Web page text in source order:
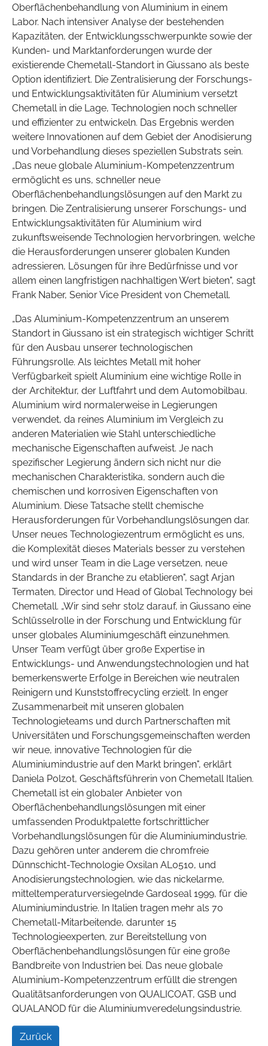
Oberflächenbehandlung von Aluminium in einem
Labor. Nach intensiver Analyse der bestehenden
Kapazitäten, der Entwicklungsschwerpunkte sowie der
Kunden- und Marktanforderungen wurde der
existierende Chemetall-Standort in Giussano als beste
Option identifiziert. Die Zentralisierung der Forschungs-
und Entwicklungsaktivitäten für Aluminium versetzt
Chemetall in die Lage, Technologien noch schneller
und effizienter zu entwickeln. Das Ergebnis werden
weitere Innovationen auf dem Gebiet der Anodisierung
und Vorbehandlung dieses speziellen Substrats sein.
„Das neue globale Aluminium-Kompetenzzentrum
ermöglicht es uns, schneller neue
Oberflächenbehandlungslösungen auf den Markt zu
bringen. Die Zentralisierung unserer Forschungs- und
Entwicklungsaktivitäten für Aluminium wird
zukunftsweisende Technologien hervorbringen, welche
die Herausforderungen unserer globalen Kunden
adressieren, Lösungen für ihre Bedürfnisse und vor
allem einen langfristigen nachhaltigen Wert bieten", sagt
Frank Naber, Senior Vice President von Chemetall.
„Das Aluminium-Kompetenzzentrum an unserem
Standort in Giussano ist ein strategisch wichtiger Schritt
für den Ausbau unserer technologischen
Führungsrolle. Als leichtes Metall mit hoher
Verfügbarkeit spielt Aluminium eine wichtige Rolle in
der Architektur, der Luftfahrt und dem Automobilbau.
Aluminium wird normalerweise in Legierungen
verwendet, da reines Aluminium im Vergleich zu
anderen Materialien wie Stahl unterschiedliche
mechanische Eigenschaften aufweist. Je nach
spezifischer Legierung ändern sich nicht nur die
mechanischen Charakteristika, sondern auch die
chemischen und korrosiven Eigenschaften von
Aluminium. Diese Tatsache stellt chemische
Herausforderungen für Vorbehandlungslösungen dar.
Unser neues Technologiezentrum ermöglicht es uns,
die Komplexität dieses Materials besser zu verstehen
und wird unser Team in die Lage versetzen, neue
Standards in der Branche zu etablieren", sagt Arjan
Termaten, Director und Head of Global Technology bei
Chemetall. „Wir sind sehr stolz darauf, in Giussano eine
Schlüsselrolle in der Forschung und Entwicklung für
unser globales Aluminiumgeschäft einzunehmen.
Unser Team verfügt über große Expertise in
Entwicklungs- und Anwendungstechnologien und hat
bemerkenswerte Erfolge in Bereichen wie neutralen
Reinigern und Kunststoffrecycling erzielt. In enger
Zusammenarbeit mit unseren globalen
Technologieteams und durch Partnerschaften mit
Universitäten und Forschungsgemeinschaften werden
wir neue, innovative Technologien für die
Aluminiumindustrie auf den Markt bringen", erklärt
Daniela Polzot, Geschäftsführerin von Chemetall Italien.
Chemetall ist ein globaler Anbieter von
Oberflächenbehandlungslösungen mit einer
umfassenden Produktpalette fortschrittlicher
Vorbehandlungslösungen für die Aluminiumindustrie.
Dazu gehören unter anderem die chromfreie
Dünnschicht-Technologie Oxsilan AL0510, und
Anodisierungstechnologien, wie das nickelarme,
mitteltemperaturversiegelnde Gardoseal 1999, für die
Aluminiumindustrie. In Italien tragen mehr als 70
Chemetall-Mitarbeitende, darunter 15
Technologieexperten, zur Bereitstellung von
Oberflächenbehandlungslösungen für eine große
Bandbreite von Industrien bei. Das neue globale
Aluminium-Kompetenzzentrum erfüllt die strengen
Qualitätsanforderungen von QUALICOAT, GSB und
QUALANOD für die Aluminiumveredelungsindustrie.
Zurück